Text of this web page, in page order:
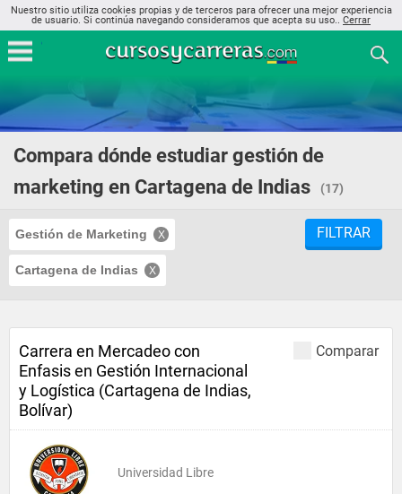
Nuestro sitio utiliza cookies propias y de terceros para ofrecer una mejor experiencia
de usuario. Si continúa navegando consideramos que acepta su uso.. Cerrar
Compara dónde estudiar gestión de
marketing en Cartagena de Indias
(17)
Gestión de Marketing
Cartagena de Indias
FILTRAR
Comparar
Carrera en Mercadeo con
Enfasis en Gestión Internacional
y Logística (Cartagena de Indias,
Bolívar)
Universidad Libre